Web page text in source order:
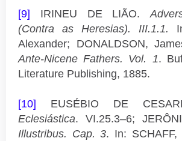
[9] IRINEU DE LIÃO.
(Contra as Heresias). III.1.1.
Alexander; DONALDSON,
Ante-Nicene Fathers. Vol. 1.
Literature Publishing, 1885.
[10] EUSÉBIO DE
Eclesiástica. VI.25.3–6;
Illustribus. Cap. 3. In: SCHAFF,